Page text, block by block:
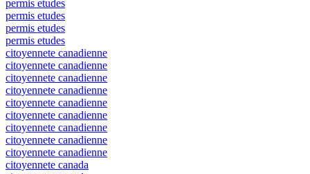
permis etudes
permis etudes
permis etudes
permis etudes
citoyennete canadienne
citoyennete canadienne
citoyennete canadienne
citoyennete canadienne
citoyennete canadienne
citoyennete canadienne
citoyennete canadienne
citoyennete canadienne
citoyennete canadienne
citoyennete canada